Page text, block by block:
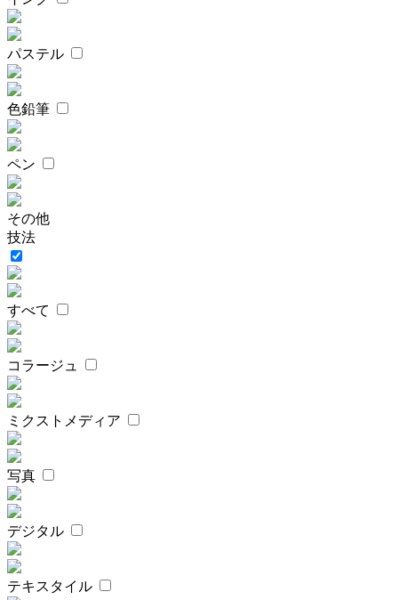
パステル
色鉛筆
ペン
その他
技法
すべて
コラージュ
ミクストメディア
写真
デジタル
テキスタイル